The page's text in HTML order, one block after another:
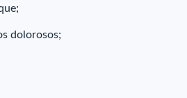
dolorosos;